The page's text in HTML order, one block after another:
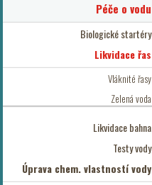
Péče o vodu
Biologické startéry
Likvidace řas
Vláknité řasy
Zelená voda
Likvidace bahna
Testy vody
Úprava chem. vlastností vody